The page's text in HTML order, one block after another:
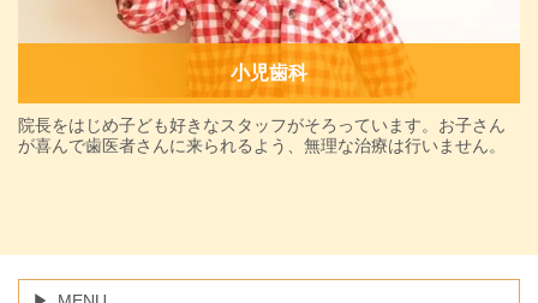
小児歯科
院長をはじめ子ども好きなスタッフがそろっています。お子さん
が喜んで歯医者さんに来られるよう、無理な治療は行いません。